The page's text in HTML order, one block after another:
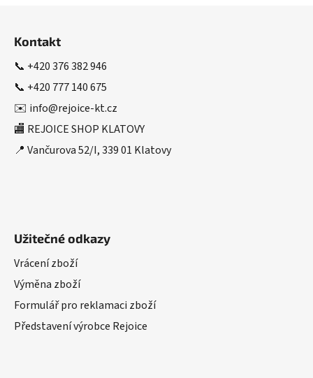
Kontakt
📞 +420 376 382 946
📞 +420 777 140 675
✉️ info@rejoice-kt.cz
🏬 REJOICE SHOP KLATOVY
📍 Vančurova 52/I, 339 01 Klatovy
Užitečné odkazy
Vrácení zboží
Výměna zboží
Formulář pro reklamaci zboží
Představení výrobce Rejoice